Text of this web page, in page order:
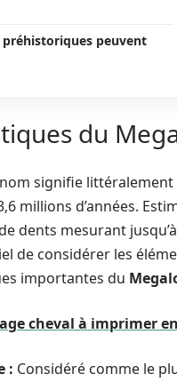
peuvent
du
signifie
millions d’années.
dents mesurant
de considérer les
importantes du
cheval à imprimer
: Considéré comme le